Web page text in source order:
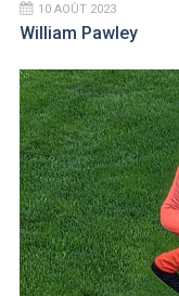
10 AOÛT 2023
William Pawley